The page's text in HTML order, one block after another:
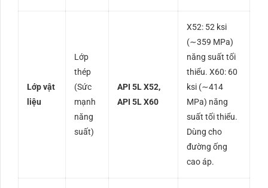
Lớp vật
liệu
Lớp
thép
(Sức
mạnh
năng
suất)
API 5L X52,
API 5L X60
X52: 52 ksi
(∼359 MPa)
năng suất tối
thiểu. X60: 60
ksi (∼414
MPa) năng
suất tối thiểu.
Dùng cho
đường ống
cao áp.